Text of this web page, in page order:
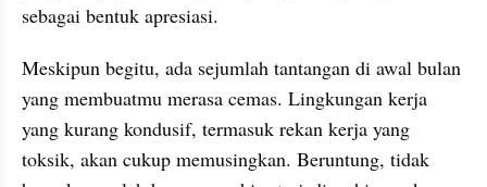
sebagai bentuk apresiasi.
Meskipun begitu, ada sejumlah tantangan di awal bulan
yang membuatmu merasa cemas. Lingkungan kerja
yang kurang kondusif, termasuk rekan kerja yang
toksik, akan cukup memusingkan. Beruntung, tidak